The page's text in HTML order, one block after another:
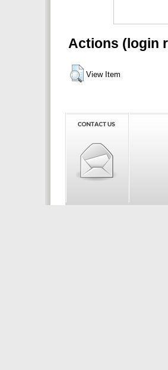
Actions (login
View Item